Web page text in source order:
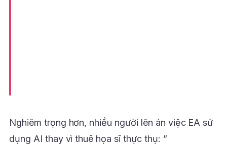
Nghiêm trọng hơn, nhiều người lên án việc EA sử
dụng AI thay vì thuê họa sĩ thực thụ: ”